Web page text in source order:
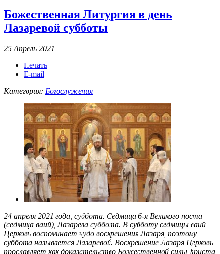
Божественная Литургия в день
Лазаревой субботы
25 Апрель 2021
Печать
E-mail
Категория: Богослужения
24 апреля 2021 года, суббота. Седмица 6-я Великого поста
(седмица ваий), Лазарева суббота. В субботу седмицы ваий
Церковь воспоминает чудо воскрешения Лазаря, поэтому
суббота называется Лазаревой. Воскрешение Лазаря Церковь
прославляет как доказательство Божественной силы Христа